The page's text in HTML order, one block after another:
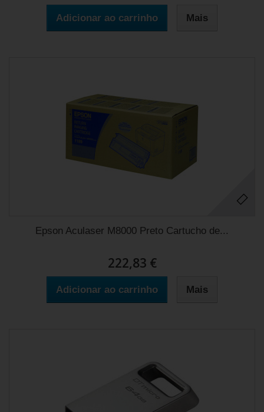
Adicionar ao carrinho Mais
Epson Aculaser M8000 Preto Cartucho de...
222,83 €
Adicionar ao carrinho Mais